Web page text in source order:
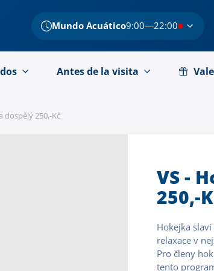
Mundo Acuático9:00—22:00
Antes de la visita
dospělý 250,-Kč
VS -
250,-
Hokejka
relaxace v
Pro členy
tento